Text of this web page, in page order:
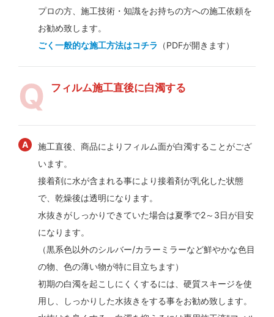
プロの方、施工技術・知識をお持ちの方への施工依頼を
お勧め致します。
ごく一般的な施工方法はコチラ （PDFが開きます）
フィルム施工直後に白濁する
施工直後、商品によりフィルム面が白濁することがござ
います。
接着剤に水が含まれる事により接着剤が乳化した状態
で、乾燥後は透明になります。
水抜きがしっかりできていた場合は夏季で2～3日が目安
になります。
（黒系色以外のシルバー/カラーミラーなど鮮やかな色目
の物、色の薄い物が特に目立ちます）
初期の白濁を起こしにくくするには、硬質スキージを使
用し、しっかりした水抜きをする事をお勧め致します。